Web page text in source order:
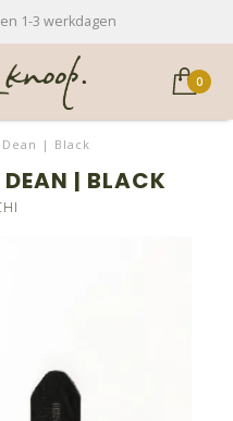
1-3 werkdagen
0
Dean | Black
| BLACK